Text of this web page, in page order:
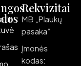
Rekvizitai
MB „Plaukų
pasaka“
Įmonės
kodas: